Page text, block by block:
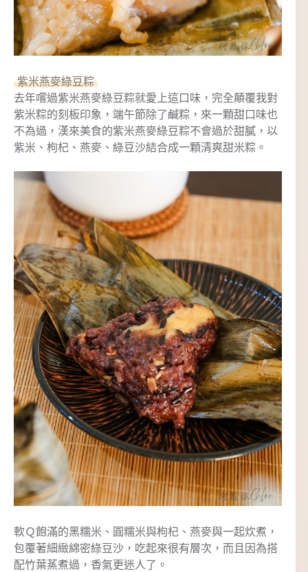
紫米燕麥綠豆粽
去年嚐過紫米燕麥綠豆粽就愛上這口味，完全顛覆我對
紫米粽的刻板印象，端午節除了鹹粽，來一顆甜口味也
不為過，漢來美食的紫米燕麥綠豆粽不會過於甜膩，以
紫米、枸杞、燕麥、綠豆沙結合成一顆清爽甜米粽。
軟Ｑ飽滿的黑糯米、圓糯米與枸杞、燕麥與一起炊煮，
包覆著細緻綿密綠豆沙，吃起來很有層次，而且因為搭
配竹葉蒸煮過，香氣更迷人了。